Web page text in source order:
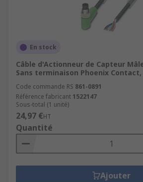
En stock
Câble d'Actionneur de Capteur
Sans terminaison Phoenix Contact,
Code commande RS 861-0891
Référence fabricant 1522147
Sous-total (1 unité)
24,97 €HT
Quantité
Ajouter